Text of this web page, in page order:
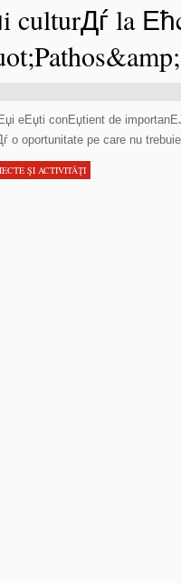
culturДѓ la
eЕџti conЕџtient de
o oportunitate pe care nu
ŞI ACTIVITĂŢI